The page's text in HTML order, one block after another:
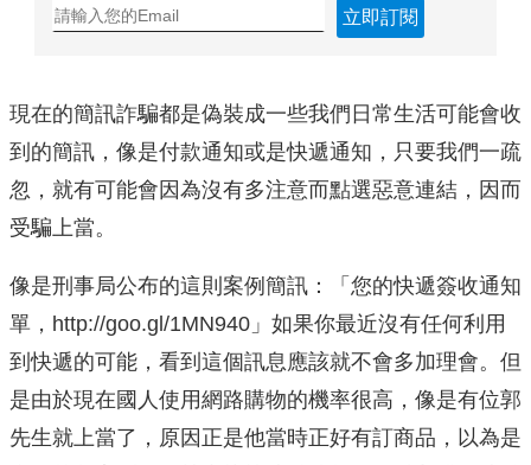
立即訂閱
現在的簡訊詐騙都是偽裝成一些我們日常生活可能會收
到的簡訊，像是付款通知或是快遞通知，只要我們一疏
忽，就有可能會因為沒有多注意而點選惡意連結，因而
受騙上當。
像是刑事局公布的這則案例簡訊：「您的快遞簽收通知
單，http://goo.gl/1MN940」如果你最近沒有任何利用
到快遞的可能，看到這個訊息應該就不會多加理會。但
是由於現在國人使用網路購物的機率很高，像是有位郭
先生就上當了，原因正是他當時正好有訂商品，以為是